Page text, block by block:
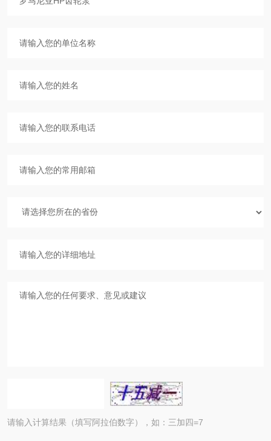
请输入计算结果（填写阿拉伯数字），如：三加四=7